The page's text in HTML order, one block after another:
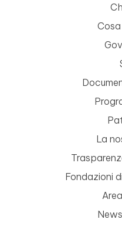
La
Fondazioni